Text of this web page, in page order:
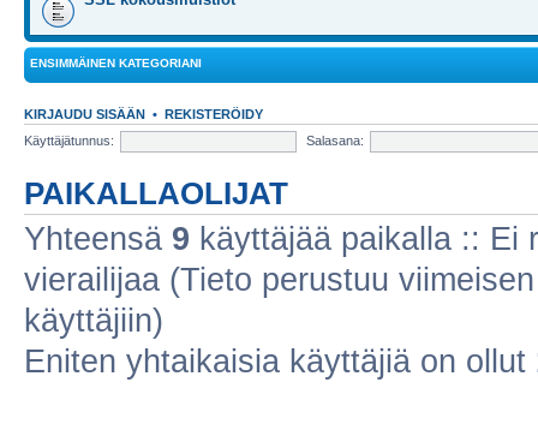
ENSIMMÄINEN KATEGORIANI
KIRJAUDU SISÄÄN • REKISTERÖIDY
Käyttäjätunnus:
Salasana:
PAIKALLAOLIJAT
Yhteensä 9 käyttäjää paikalla :: Ei
vierailijaa (Tieto perustuu
käyttäjiin)
Eniten yhtaikaisia käyttäjiä on ollut